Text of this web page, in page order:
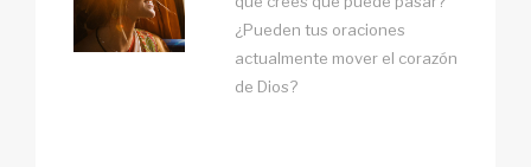
¿Pueden tus oraciones
actualmente mover el corazón
de Dios?